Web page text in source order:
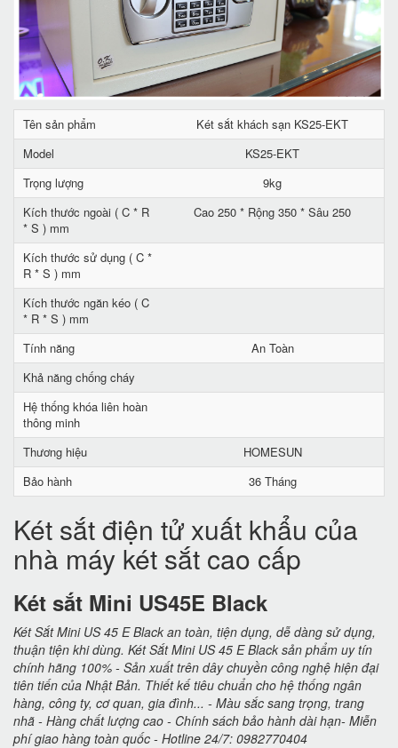
Tên sản phẩm
Két sắt khách sạn KS25-EKT
Model
KS25-EKT
Trọng lượng
9kg
Kích thước ngoài ( C * R
* S ) mm
Cao 250 * Rộng 350 * Sâu 250
Kích thước sử dụng ( C *
R * S ) mm
Kích thước ngăn kéo ( C
* R * S ) mm
Tính năng
An Toàn
Khả năng chống cháy
Hệ thống khóa liên hoàn
thông minh
Thương hiệu
HOMESUN
Bảo hành
36 Tháng
Két sắt điện tử xuất khẩu của
nhà máy két sắt cao cấp
Két sắt Mini US45E Black
Két Sắt Mini US 45 E Black an toàn, tiện dụng, dễ dàng sử dụng,
thuận tiện khi dùng. Két Sắt Mini US 45 E Black sản phẩm uy tín
chính hãng 100% - Sản xuất trên dây chuyền công nghệ hiện đại
tiên tiến của Nhật Bản. Thiết kế tiêu chuẩn cho hệ thống ngân
hàng, công ty, cơ quan, gia đình... - Màu sắc sang trọng, trang
nhã - Hàng chất lượng cao - Chính sách bảo hành dài hạn- Miễn
phí giao hàng toàn quốc - Hotline 24/7: 0982770404